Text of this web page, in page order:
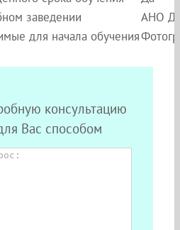
заведении
АНО
для начала обучения
консультацию
Вас способом